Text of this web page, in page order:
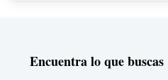
Encuentra lo que buscas